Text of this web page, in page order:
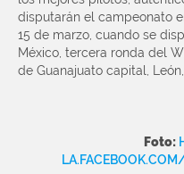
disputarán el campeonato
15 de marzo, cuando se
México, tercera ronda del
de Guanajuato capital,
Foto: